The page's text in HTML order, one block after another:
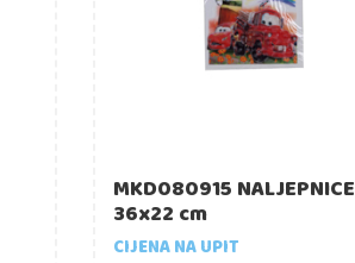
MKD080915 NALJEPNICE
36x22 cm
CIJENA NA UPIT